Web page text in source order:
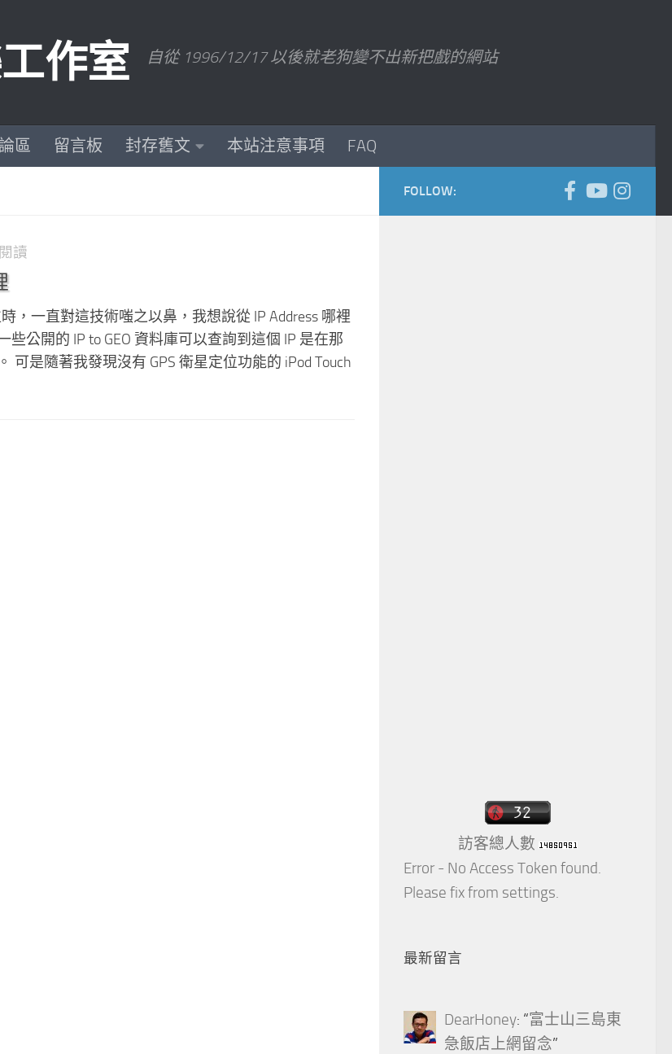
作室 自從 1996/12/17 以後就老狗變不出新把戲的網站
區 留言板 封存舊文 本站注意事項 FAQ
讀
，一直對這技術嗤之以鼻，我想說從 IP Address 哪裡
公開的 IP to GEO 資料庫可以查詢到這個 IP 是在那
可是隨著我發現沒有 GPS 衛星定位功能的 iPod Touch
FOLLOW:
訪客總人數
Error - No Access Token found.
Please fix from settings.
最新留言
DearHoney: “富士山三島東
急飯店上網留念”